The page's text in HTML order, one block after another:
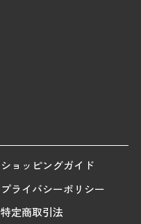
ショッピングガイド
プライバシーポリシー
特定商取引法